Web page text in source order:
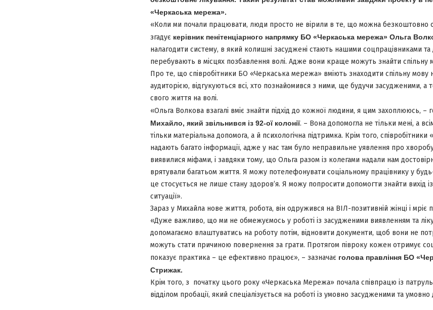
«Черкаська мережа».
«Коли ми почали працювати, люди просто не вірили в те, що можна безкоштовно
згадує керівник пенітенціарного напрямку БО «Черкаська мережа» Ольга
налагодити систему, в який колишні засуджені стають нашими соцпрацівниками
перебувають в місцях позбавлення волі. Адже вони краще можуть знайти спільну
Про те, що співробітники БО «Черкаська мережа» вміють знаходити спільну мову
аудиторією, відгукуються всі, хто познайомився з ними, ще будучи засудженими, а
свого життя на волі.
«Ольга Волкова взагалі вміє знайти підхід до кожної людини, я цим захоплююсь, –
Михайло, який звільнився із 92-ої колонії. – Вона допомогла не тільки мені, а
тільки матеріальна допомога, а й психологічна підтримка. Крім того,
надають багато інформації, адже у нас там було неправильне уявлення про
виявилися міфами, і завдяки тому, що Ольга разом із колегами надали нам
врятували багатьом життя. Я можу потелефонувати соціальному працівнику у
це стосується не лише стану здоров’я. Я можу попросити допомогти знайти вихід
ситуації».
Зараз у Михайла нове життя, робота, він одружився на ВІЛ-позитивній жінці і мріє
«Дуже важливо, що ми не обмежуємось у роботі із засудженими виявленням та
допомагаємо влаштуватись на роботу потім, відновити документи, щоб вони не
можуть стати причиною повернення за грати. Протягом півроку кожен отримує
показує практика – це ефективно працює», – зазначає голова правління БО
Стрижак.
Крім того, з початку цього року «Черкаська Мережа» почала співпрацю із
відділом пробації, який спеціалізується на роботі із умовно засудженими та